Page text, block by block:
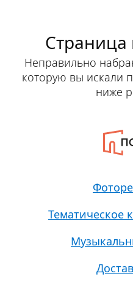
Страница
Неправильно
которую вы искали
ниже
Тематическое